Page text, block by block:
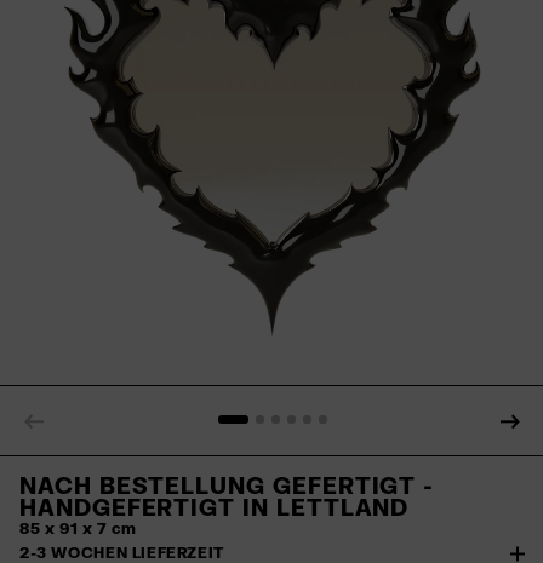
NACH BESTELLUNG GEFERTIGT -
HANDGEFERTIGT IN LETTLAND
85 x 91 x 7 cm
2-3 WOCHEN LIEFERZEIT